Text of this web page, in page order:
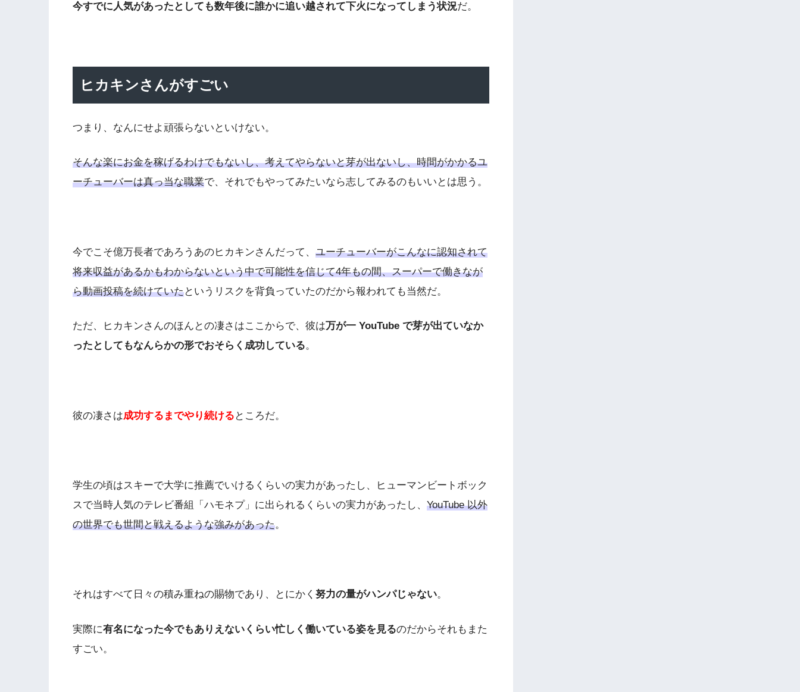
今すでに人気があったとしても数年後に誰かに追い越されて下火になってしまう状況だ。
ヒカキンさんがすごい
つまり、なんにせよ頑張らないといけない。
そんな楽にお金を稼げるわけでもないし、考えてやらないと芽が出ないし、時間がかかるユ
ーチューバーは真っ当な職業で、それでもやってみたいなら志してみるのもいいとは思う。
今でこそ億万長者であろうあのヒカキンさんだって、 ユーチューバーがこんなに認知されて
将来収益があるかもわからないという中で可能性を信じて4年もの間、スーパーで働きなが
ら動画投稿を続けていたというリスクを背負っていたのだから報われても当然だ。
ただ、ヒカキンさんのほんとの凄さはここからで、彼は万が一 YouTube で芽が出ていなか
ったとしてもなんらかの形でおそらく成功している。
彼の凄さは成功するまでやり続ける ところだ。
学生の頃はスキーで大学に推薦でいけるくらいの実力があったし、ヒューマンビートボック
スで当時人気のテレビ番組「ハモネプ」に出られるくらいの実力があったし、 YouTube 以外
の世界でも世間と戦えるような強みがあった。
それはすべて日々の積み重ねの賜物であり、とにかく努力の量がハンパじゃない。
実際に有名になった今でもありえないくらい忙しく働いている姿を見るのだからそれもまた
すごい。